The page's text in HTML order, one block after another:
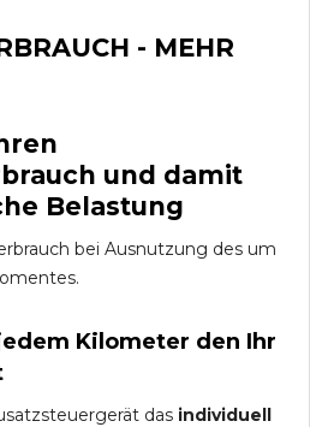
- MEHR
und damit
Belastung
bei Ausnutzung des um
Kilometer den Ihr
das individuell